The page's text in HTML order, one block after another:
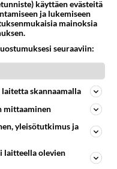
tai
tai
käyttäen evästeitä
ja lukemiseen
mainoksia
seuraaviin:
skannaamalla
mittaaminen
yleisötutkimus ja
laitteella olevien